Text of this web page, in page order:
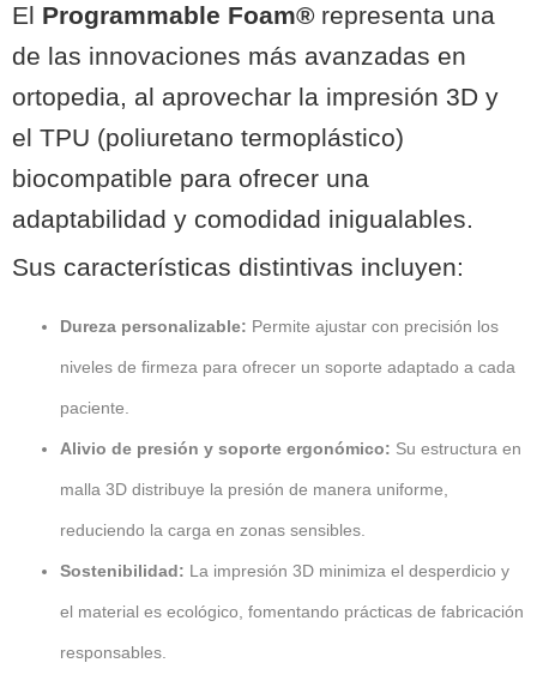
El Programmable Foam® representa una
de las innovaciones más avanzadas en
ortopedia, al aprovechar la impresión 3D y
el TPU (poliuretano termoplástico)
biocompatible para ofrecer una
adaptabilidad y comodidad inigualables.
Sus características distintivas incluyen:
Dureza personalizable: Permite ajustar con precisión los
niveles de firmeza para ofrecer un soporte adaptado a cada
paciente.
Alivio de presión y soporte ergonómico: Su estructura en
malla 3D distribuye la presión de manera uniforme,
reduciendo la carga en zonas sensibles.
Sostenibilidad: La impresión 3D minimiza el desperdicio y
el material es ecológico, fomentando prácticas de fabricación
responsables.